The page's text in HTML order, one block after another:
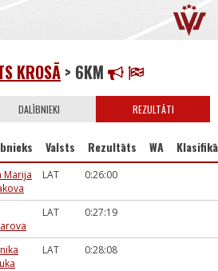
KROSĀ > 6KM
DALĪBNIEKI REZULTĀTI
Valsts Rezultāts WA
Marija
LAT 0:26:00
LAT 0:27:19
LAT 0:28:08